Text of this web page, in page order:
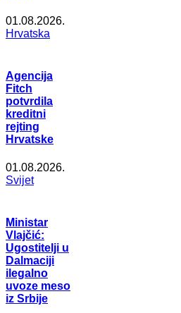
01.08.2026.
Hrvatska
Agencija
Fitch
potvrdila
kreditni
rejting
Hrvatske
01.08.2026.
Svijet
Ministar
Vlajčić:
Ugostitelji u
Dalmaciji
ilegalno
uvoze meso
iz Srbije